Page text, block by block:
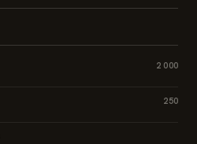
2 000
250